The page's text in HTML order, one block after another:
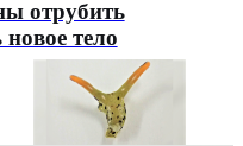
отрубить
тело